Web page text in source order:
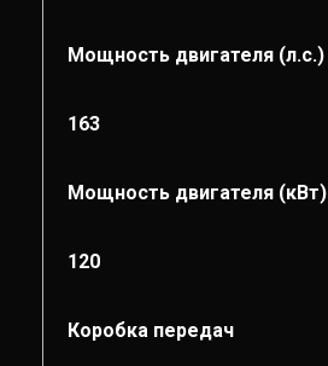
Мощность двигателя (л.с.)
163
Мощность двигателя (кВт)
120
Коробка передач